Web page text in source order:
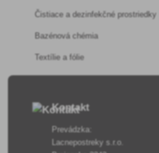
Čistiace a dezinfekčné prostriedky
Bazénová chémia
Textílie a fólie
Kontakt
Prevádzka:
Lacnepostreky s.r.o.